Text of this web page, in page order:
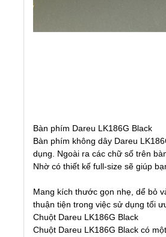
Bàn phím Dareu LK186G Black
Bàn phím không dây Dareu
dụng. Ngoài ra các chữ số trên
Nhờ có thiết kế full-size sẽ giúp
Mang kích thước gọn nhẹ, dể bỏ
thuận tiện trong việc sử dụng tối
Chuột Dareu LK186G Black
Chuột Dareu LK186G Black có